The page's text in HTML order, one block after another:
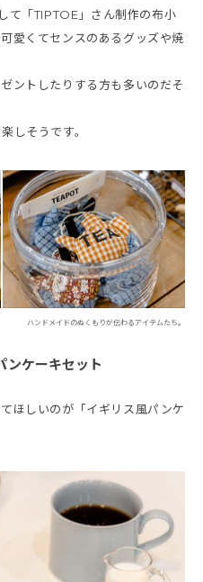
て「TIPTOE」さん制作の布小
愛くてセンスのあるグッズや焼
ントしたりする方も多いのだそ
しそうです。
ハンドメイドのぬくもりが伝わるアイテムたち。
ンケーキセット
ほしいのが「イギリス風パンケ